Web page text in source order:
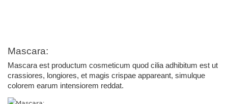
Mascara:
Mascara est productum cosmeticum quod cilia adhibitum est ut
crassiores, longiores, et magis crispae appareant, simulque
colorem earum intensiorem reddat.